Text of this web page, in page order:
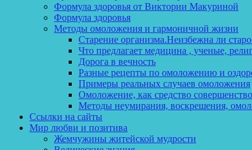
Формула здоровья от Виктории Макуриной
Формула здоровья
Методы омоложения и гармоничной жизни
Старение организма.Неизбежна ли
Что предлагает медицина , ученые,
Дорога в вечность
Разные рецепты по омоложению и
Примеры реальных случаев омоложения
Омоложение, как средство
Методы неумирания, воскрешения,
Ссылки на сайты
Мир любви и позитива
Жемчужины житейской мудрости